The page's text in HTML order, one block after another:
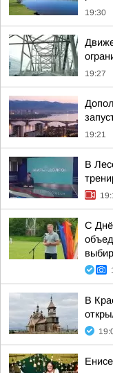
19:30
19:27
19:21
В
С
В